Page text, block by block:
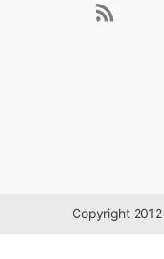
Copyright